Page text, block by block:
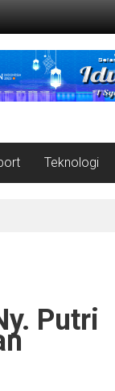
Teknologi
Putri